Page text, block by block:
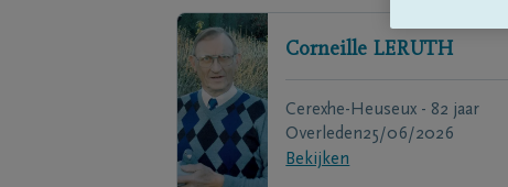
Corneille LERUTH
Cerexhe-Heuseux - 82 jaar
Overleden25/06/2026
Bekijken